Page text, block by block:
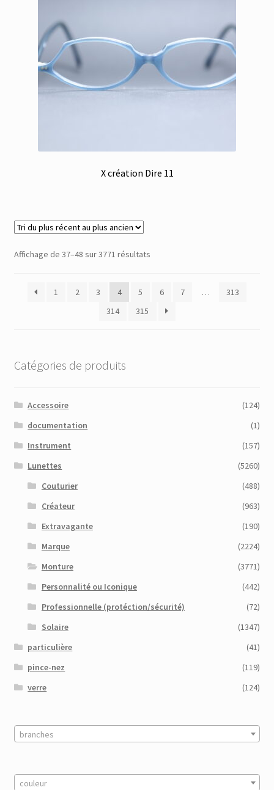
X création Dire 11
Affichage de 37–48 sur 3771 résultatsTrié
récent
1 2 3 4 5 6 7 …
313
314
315
Catégories de produits
Accessoire
(124)
documentation
(1)
Instrument
(157)
Lunettes
(5260)
Couturier
(488)
Créateur
(963)
Extravagante
(190)
Marque
(2224)
Monture
(3771)
Personnalité ou Iconique
(442)
Professionnelle (protéction/sécurité)
(72)
Solaire
(1347)
particulière
(41)
pince-nez
(119)
verre
(124)
branches
couleur